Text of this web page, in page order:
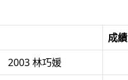
成績
2003 林巧媛